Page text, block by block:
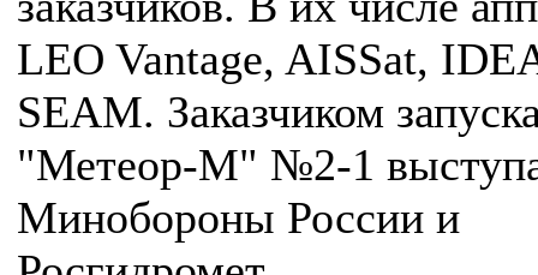
LEO Vantage, AISSat,
SEAM. Заказчиком
"Метеор-М" №2-1
Минобороны России и